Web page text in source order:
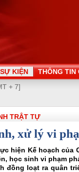
KIỆN THÔNG TIN
+ 7]
TRẬT TỰ
xử lý vi
hiện Kế hoạch của
học sinh vi phạm
đồng loạt ra quân